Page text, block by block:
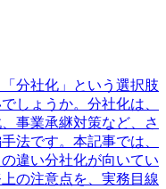
分社化」という選択肢
しょうか。分社化は、
事業承継対策など、さ
法です。本記事では、
違い分社化が向いてい
の注意点を、実務目線